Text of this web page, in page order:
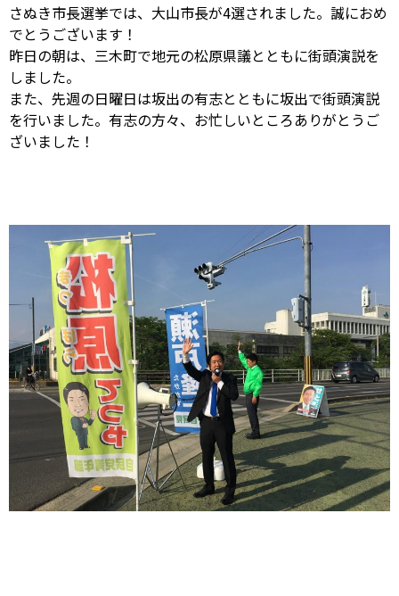
さぬき市長選挙では、大山市長が4選されました。誠におめ
でとうございます！
昨日の朝は、三木町で地元の松原県議とともに街頭演説を
しました。
また、先週の日曜日は坂出の有志とともに坂出で街頭演説
を行いました。有志の方々、お忙しいところありがとうご
ざいました！